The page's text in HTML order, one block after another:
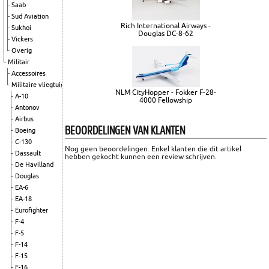
Saab
Sud Aviation
Sukhoi
Vickers
Overig
Militair
Accessoires
Militaire vliegtuigen
A-10
Antonov
Airbus
Boeing
C-130
Dassault
De Havilland
Douglas
EA-6
EA-18
Eurofighter
F-4
F-5
F-14
F-15
F-16
Rich International Airways -
Douglas DC-8-62
NLM CityHopper - Fokker F-28-
4000 Fellowship
BEOORDELINGEN VAN KLANTEN
Nog geen beoordelingen. Enkel klanten die dit artikel
hebben gekocht kunnen een review schrijven.